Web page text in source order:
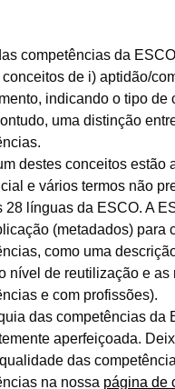
competências da
de i) aptidão/
indicando o tipo de
uma distinção
destes conceitos estão
e vários termos não
28 línguas da ESCO. A
(metadados) para
como uma
nível de reutilização e as
e com profissões).
das competências da
aperfeiçoada.
das
na nossa página de